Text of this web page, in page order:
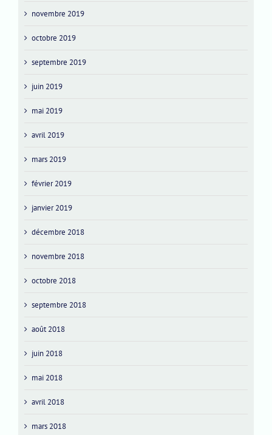
novembre 2019
octobre 2019
septembre 2019
juin 2019
mai 2019
avril 2019
mars 2019
février 2019
janvier 2019
décembre 2018
novembre 2018
octobre 2018
septembre 2018
août 2018
juin 2018
mai 2018
avril 2018
mars 2018